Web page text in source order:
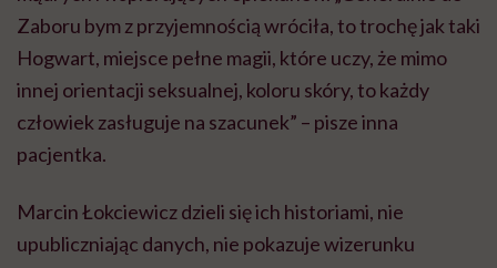
Zaboru bym z przyjemnością wróciła, to trochę jak taki
Hogwart, miejsce pełne magii, które uczy, że mimo
innej orientacji seksualnej, koloru skóry, to każdy
człowiek zasługuje na szacunek” – pisze inna
pacjentka.
MarcinŁokciewiczdzieli się ich historiami, nie
upubliczniając danych, nie pokazuje wizerunku